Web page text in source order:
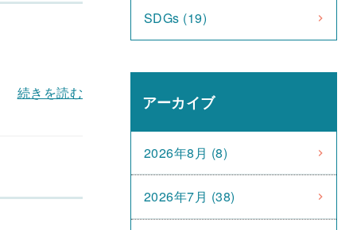
続きを読む
SDGs (19)
アーカイブ
2026年8月 (8)
2026年7月 (38)